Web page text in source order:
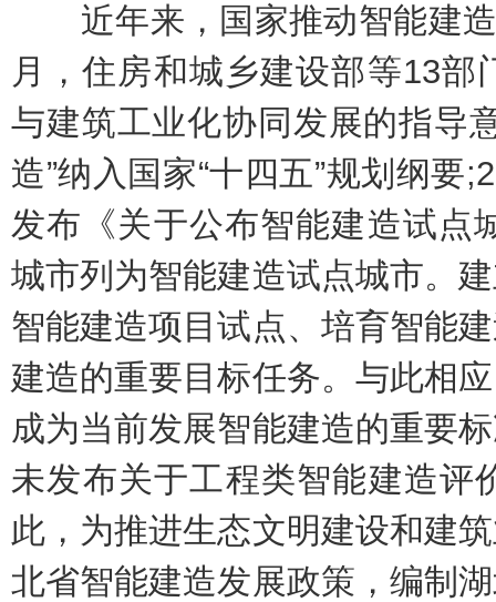
近年来，国家推动智能建造
月，住房和城乡建设部等13
与建筑工业化协同发展的指导
造”纳入国家“十四五”规划纲要
发布《关于公布智能建造试点
城市列为智能建造试点城市。
智能建造项目试点、培育智能
建造的重要目标任务。与此相
成为当前发展智能建造的重要
未发布关于工程类智能建造评
此，为推进生态文明建设和建
北省智能建造发展政策，编制